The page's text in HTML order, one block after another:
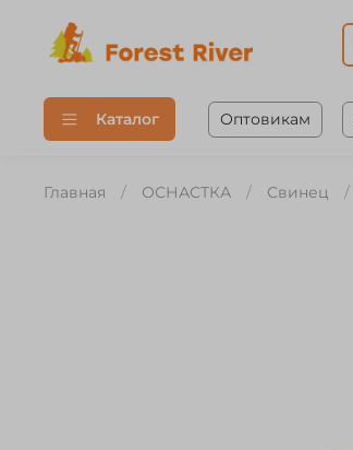
Каталог Оптовикам
Главная ОСНАСТКА Свинец